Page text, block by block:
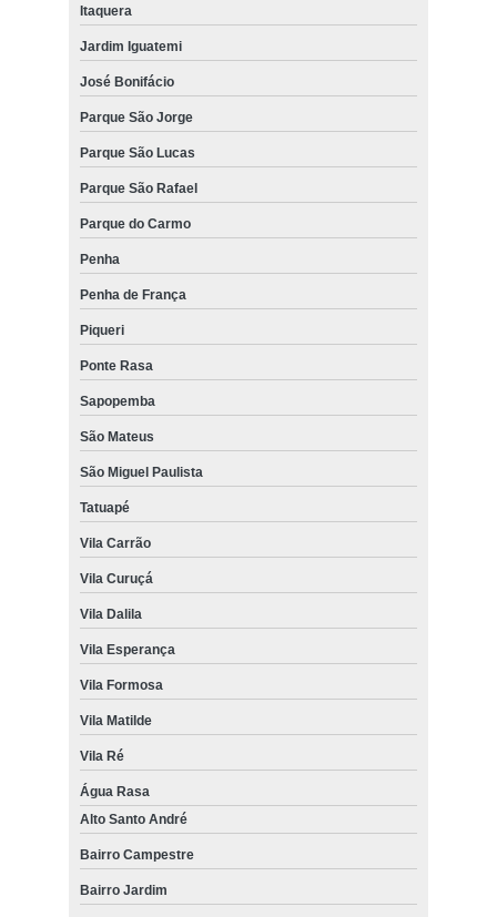
Itaquera
Jardim Iguatemi
José Bonifácio
Parque São Jorge
Parque São Lucas
Parque São Rafael
Parque do Carmo
Penha
Penha de França
Piqueri
Ponte Rasa
Sapopemba
São Mateus
São Miguel Paulista
Tatuapé
Vila Carrão
Vila Curuçá
Vila Dalila
Vila Esperança
Vila Formosa
Vila Matilde
Vila Ré
Água Rasa
Alto Santo André
Bairro Campestre
Bairro Jardim